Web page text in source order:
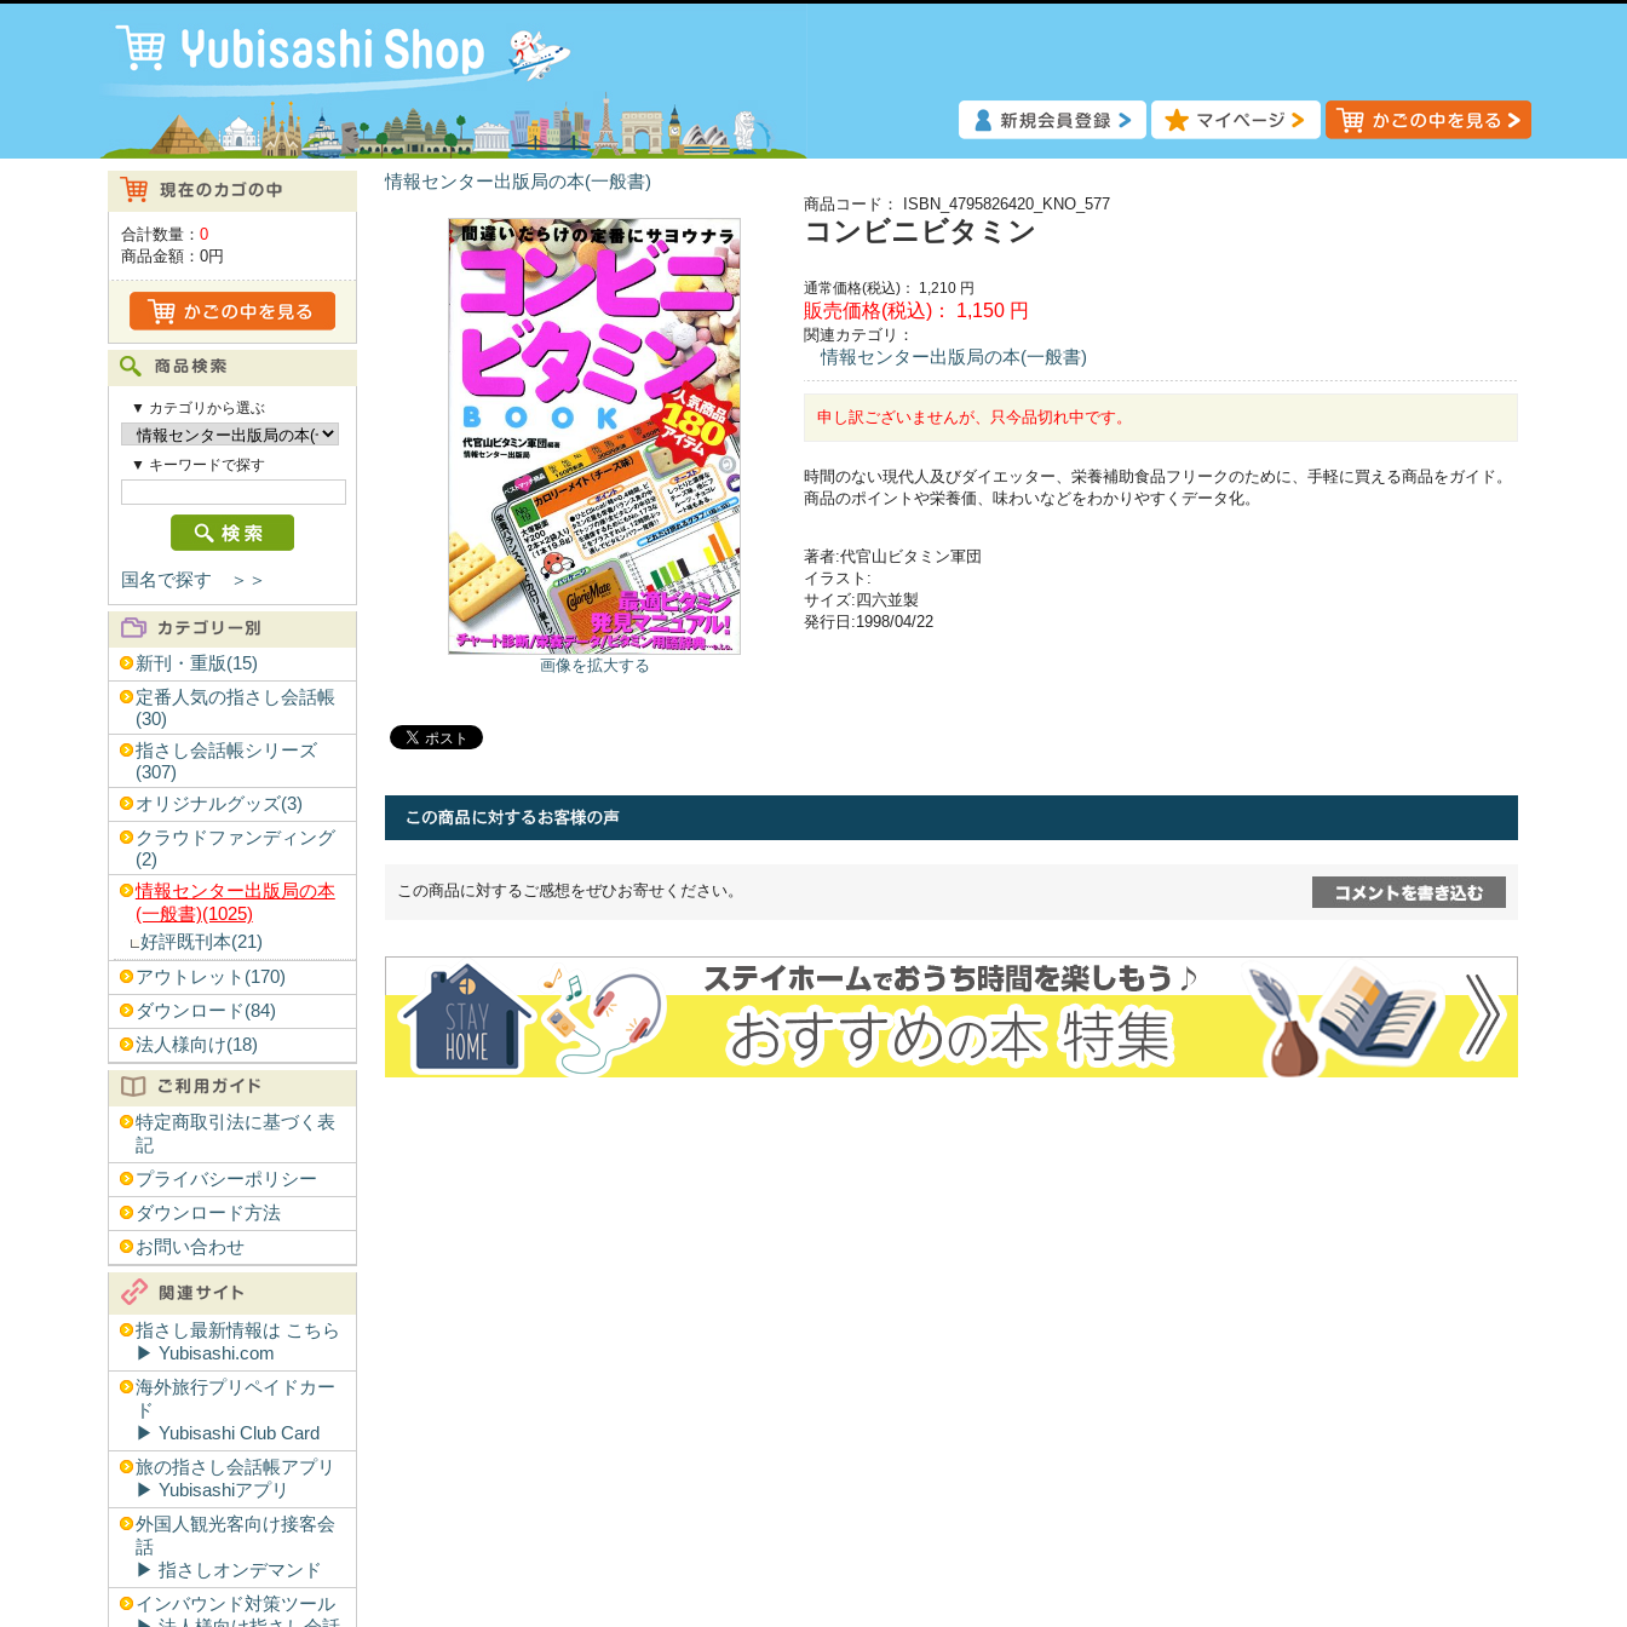
合計数量： 0
商品金額： 0円
▼ カテゴリから選ぶ
▼ キーワードで探す
国名で探す ＞＞
新刊・重版(15)
定番人気の指さし会話帳
(30)
指さし会話帳シリーズ
(307)
オリジナルグッズ(3)
クラウドファンディング
(2)
情報センター出版局の本
(一般書)(1025)
好評既刊本(21)
アウトレット(170)
ダウンロード(84)
法人様向け(18)
特定商取引法に基づく表
記
プライバシーポリシー
ダウンロード方法
お問い合わせ
指さし最新情報は こちら
▶︎ Yubisashi.com
海外旅行プリペイドカー
ド
▶︎ Yubisashi Club Card
旅の指さし会話帳アプリ
▶︎ Yubisashiアプリ
外国人観光客向け接客会
話
▶︎ 指さしオンデマンド
インバウンド対策ツール
情報センター出版局の本(一般書)
画像を拡大する
商品コード： ISBN_4795826420_KNO_577
コンビニビタミン
通常価格(税込)： 1,210 円
販売価格(税込)： 1,150 円
関連カテゴリ：
情報センター出版局の本(一般書)
申し訳ございませんが、只今品切れ中です。
時間のない現代人及びダイエッター、栄養補助食品フリークのために、手軽に買える商品をガイド。
商品のポイントや栄養価、味わいなどをわかりやすくデータ化。
著者:代官山ビタミン軍団
イラスト:
サイズ:四六並製
発行日:1998/04/22
この商品に対するご感想をぜひお寄せください。